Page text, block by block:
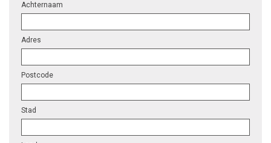
Achternaam
Adres
Postcode
Stad